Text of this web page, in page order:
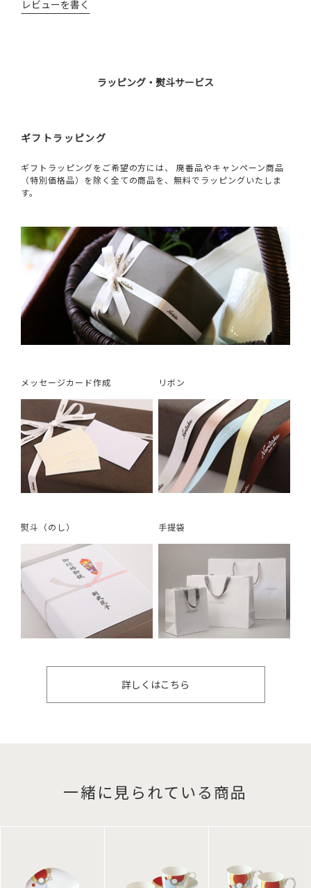
レビューを書く
ラッピング・熨斗サービス
ギフトラッピング
ギフトラッピングをご希望の方には、 廃番品やキャンペーン商品
（特別価格品）を除く全ての商品を、無料でラッピングいたしま
す。
メッセージカード作成 リボン
熨斗（のし） 手提袋
詳しくはこちら
一緒に見られている商品